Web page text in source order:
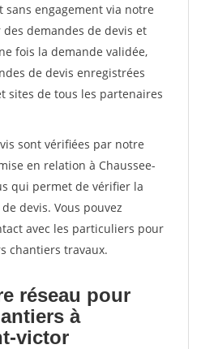
engagement via notre
demandes de devis et
fois la demande validée,
de devis enregistrées
sites de tous les partenaires
sont vérifiées par notre
en relation à Chaussee-
qui permet de vérifier la
devis. Vous pouvez
avec les particuliers pour
chantiers travaux.
réseau pour
à
victor